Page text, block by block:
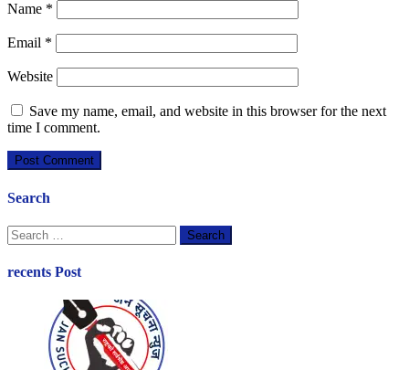
Name *
Email *
Website
Save my name, email, and website in this browser for the next
time I comment.
Search
Search
for:
recents Post